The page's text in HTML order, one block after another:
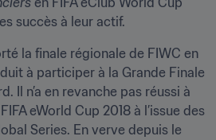
succès à leur actif.
la finale régionale de FIWC en
à participer à la Grande Finale
Il n’a en revanche pas réussi à
eWorld Cup 2018 à l’issue des
Series. En verve depuis le